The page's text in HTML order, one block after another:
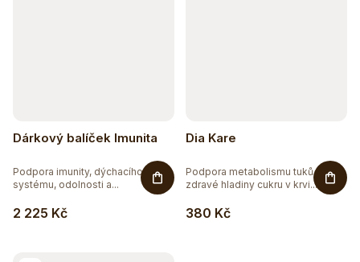
Dárkový balíček Imunita
2 225 Kč
Podpora imunity, dýchacího
systému, odolnosti a...
Dia Kare
380 Kč
Podpora metabolismu tuků a
zdravé hladiny cukru v krvi....